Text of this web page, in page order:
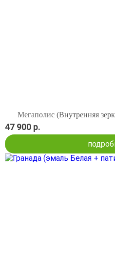
Мегаполис (Внутренняя
47 900 р.